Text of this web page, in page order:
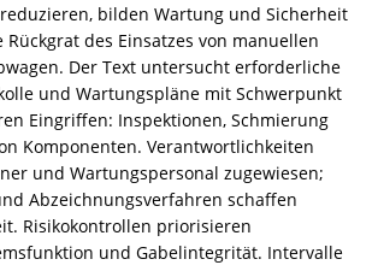
bilden Wartung und Sicherheit
des Einsatzes von manuellen
Der Text untersucht erforderliche
und Wartungspläne mit Schwerpunkt
Eingriffen: Inspektionen, Schmierung
Komponenten. Verantwortlichkeiten
und Wartungspersonal zugewiesen;
Abzeichnungsverfahren schaffen
Risikokontrollen priorisieren
und Gabelintegrität. Intervalle